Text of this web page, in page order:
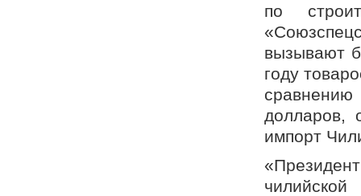
по
вызывают
году
долларов,
импорт